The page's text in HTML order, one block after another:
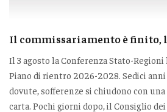
Il commissariamento è finito,
Il 3 agosto la Conferenza Stato-Regioni
Piano di rientro 2026-2028. Sedici
dovute, sofferenze si chiudono con
carta. Pochi giorni dopo, il Consiglio dei